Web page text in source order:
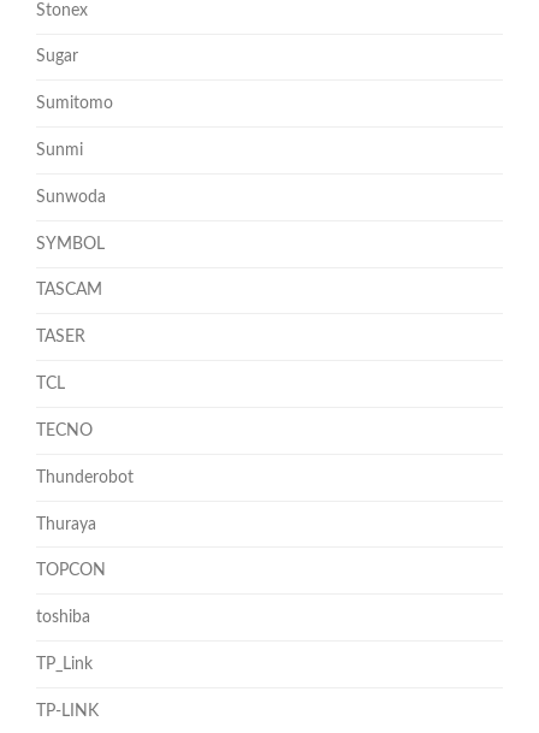
Stonex
Sugar
Sumitomo
Sunmi
Sunwoda
SYMBOL
TASCAM
TASER
TCL
TECNO
Thunderobot
Thuraya
TOPCON
toshiba
TP_Link
TP-LINK